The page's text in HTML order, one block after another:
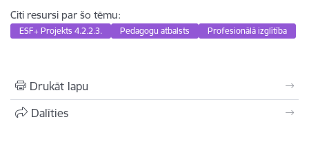
Citi resursi par šo tēmu:
ESF+ Projekts 4.2.2.3. Pedagogu atbalsts Profesionālā izglītība
Drukāt lapu
Dalīties